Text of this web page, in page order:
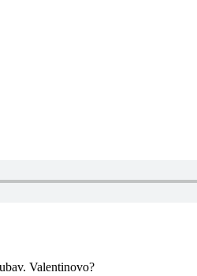
Valentinovo?